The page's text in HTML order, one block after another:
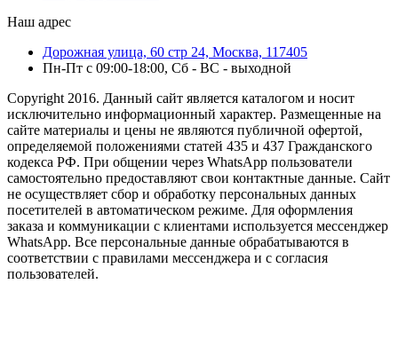
Наш адрес
Дорожная улица, 60 стр 24, Москва, 117405
Пн-Пт с 09:00-18:00, Сб - ВС - выходной
Copyright 2016. Данный сайт является каталогом и носит
исключительно информационный характер. Размещенные на
сайте материалы и цены не являются публичной офертой,
определяемой положениями статей 435 и 437 Гражданского
кодекса РФ. При общении через WhatsApp пользователи
самостоятельно предоставляют свои контактные данные. Сайт
не осуществляет сбор и обработку персональных данных
посетителей в автоматическом режиме. Для оформления
заказа и коммуникации с клиентами используется мессенджер
WhatsApp. Все персональные данные обрабатываются в
соответствии с правилами мессенджера и с согласия
пользователей.